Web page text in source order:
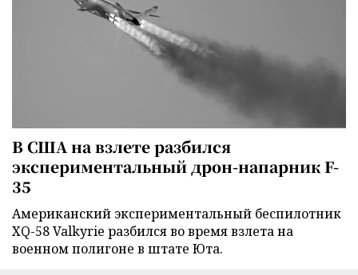
В США на взлете разбился
экспериментальный дрон-напарник F-
35
Американский экспериментальный беспилотник
XQ-58 Valkyrie разбился во время взлета на
военном полигоне в штате Юта.